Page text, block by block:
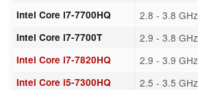
Intel Core i7-7700HQ 2.8 - 3.8 GHz
Intel Core i7-7700T 2.9 - 3.8 GHz
Intel Core i7-7820HQ 2.9 - 3.9 GHz
Intel Core i5-7300HQ 2.5 - 3.5 GHz